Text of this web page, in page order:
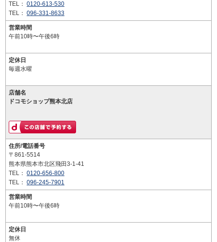
TEL： 0120-613-530
TEL： 096-331-8633
営業時間
午前10時〜午後6時
定休日
毎週水曜
店舗名
ドコモショップ熊本北店
住所/電話番号
〒861-5514
熊本県熊本市北区飛田3-1-41
TEL： 0120-656-800
TEL： 096-245-7901
営業時間
午前10時〜午後6時
定休日
無休